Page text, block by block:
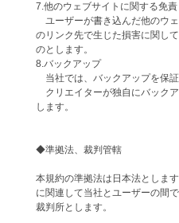
7.他のウェブサイトに関する免責
ユーザーが書き込んだ他のウ
のリンク先で生じた損害に関し
のとします。
8.バックアップ
当社では、バックアップを保証
クリエイターが独自にバック
します。
◆準拠法、裁判管轄
本規約の準拠法は日本法としま
に関連して当社とユーザーの間
裁判所とします。